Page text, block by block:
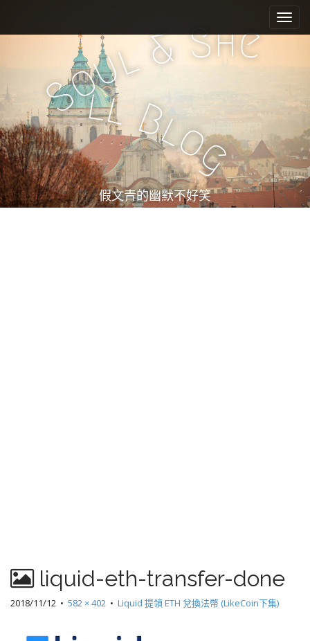
e
n
u
i
c
n
t
e
n
t
Soul&She
ll Bl
og
假文青的幽默不好笑
liquid-eth-transfer-done
2018/11/12 • 582 × 402 • Liquid 提領 ETH 兌換法幣 (LikeCoin下集)